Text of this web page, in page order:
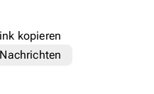
kopieren
Nachrichten